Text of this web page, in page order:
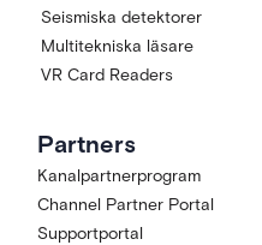
Seismiska detektorer
Multitekniska läsare
VR Card Readers
Partners
Kanalpartnerprogram
Channel Partner Portal
Supportportal